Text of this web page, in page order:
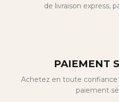
de livraison express,
PAIEMENT
Achetez en toute
paiement